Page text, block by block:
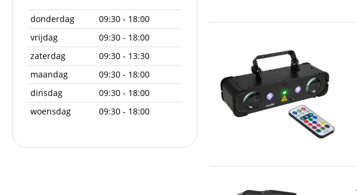
donderdag
09:30 - 18:00
vrijdag
09:30 - 18:00
zaterdag
09:30 - 13:30
maandag
09:30 - 18:00
dinsdag
09:30 - 18:00
woensdag
09:30 - 18:00